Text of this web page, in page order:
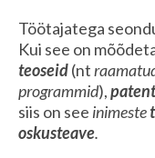
Töötajatega
Kui see on
teoseid(nt
programmid),
siis on see inimeste
oskusteave.